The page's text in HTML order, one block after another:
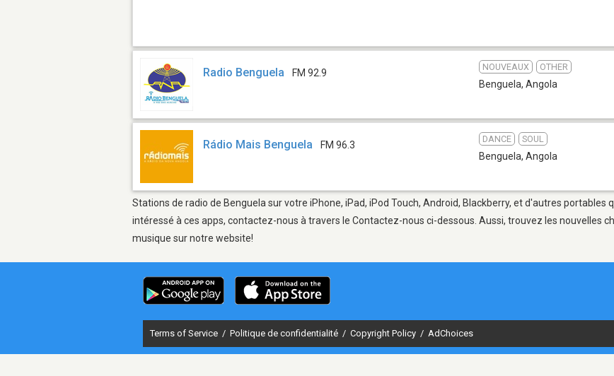
Radio Benguela FM 92.9
NOUVEAUX OTHER
Benguela, Angola
Rádio Mais Benguela FM 96.3
DANCE SOUL
Benguela, Angola
Stations de radio de Benguela sur votre iPhone, iPad, iPod Touch, Android, Blackberry, et d'autres portables
intéressé à ces apps, contactez-nous à travers le Contactez-nous ci-dessous. Aussi, trouvez les nouvelles
musique sur notre website!
Terms of Service / Politique de confidentialité / Copyright Policy / AdChoices